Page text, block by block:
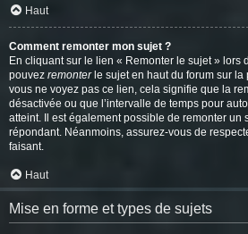
Haut
Comment remonter mon sujet ?
En cliquant sur le lien « Remonter le sujet » lors
pouvez remonterle sujet en haut du forum sur la
vous ne voyez pas ce lien, cela signifie que la
désactivée ou que l’intervalle de temps pour
atteint. Il est également possible de remonter un
répondant. Néanmoins, assurez-vous de
faisant.
Haut
Mise en forme et types de sujets